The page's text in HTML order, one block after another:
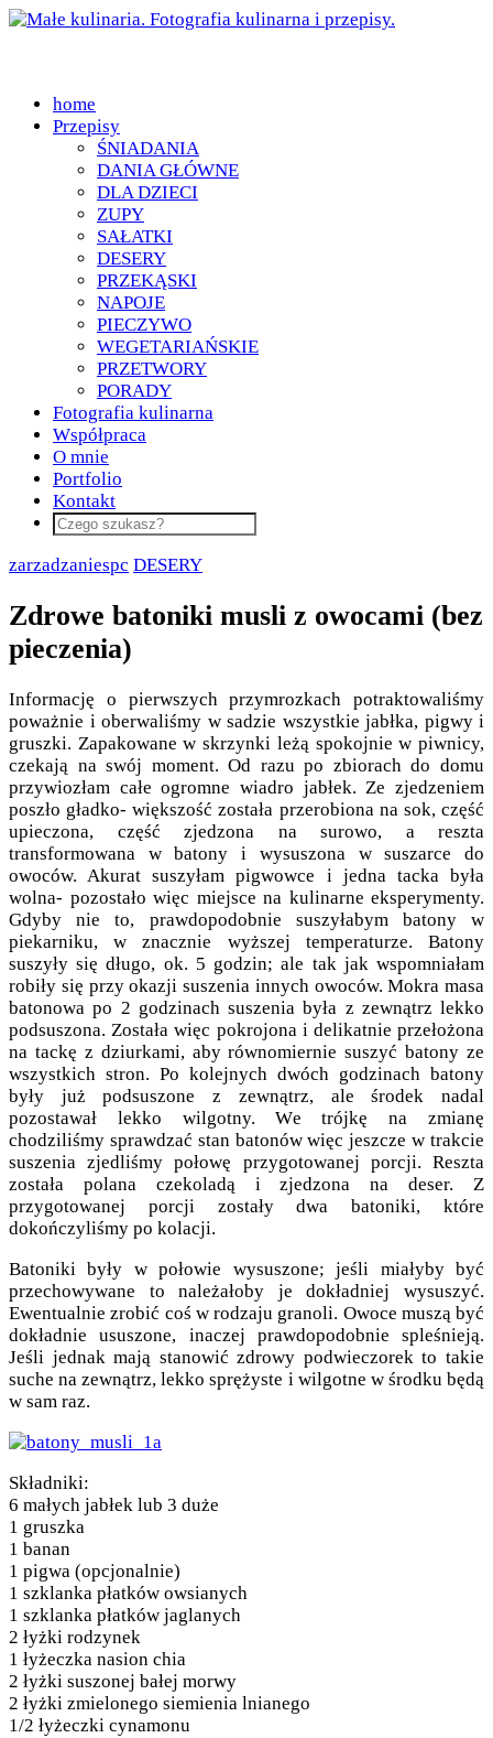
home
Przepisy
ŚNIADANIA
DANIA GŁÓWNE
DLA DZIECI
ZUPY
SAŁATKI
DESERY
PRZEKĄSKI
NAPOJE
PIECZYWO
WEGETARIAŃSKIE
PRZETWORY
PORADY
Fotografia kulinarna
Współpraca
O mnie
Portfolio
Kontakt
zarzadzaniespc DESERY
Zdrowe batoniki musli z owocami (bez
pieczenia)
Informację o pierwszych przymrozkach potraktowaliśmy
poważnie i oberwaliśmy w sadzie wszystkie jabłka, pigwy i
gruszki. Zapakowane w skrzynki leżą spokojnie w piwnicy,
czekają na swój moment. Od razu po zbiorach do domu
przywiozłam całe ogromne wiadro jabłek. Ze zjedzeniem
poszło gładko- większość została przerobiona na sok, część
upieczona, część zjedzona na surowo, a reszta
transformowana w batony i wysuszona w suszarce do
owoców. Akurat suszyłam pigwowce i jedna tacka była
wolna- pozostało więc miejsce na kulinarne eksperymenty.
Gdyby nie to, prawdopodobnie suszyłabym batony w
piekarniku, w znacznie wyższej temperaturze. Batony
suszyły się długo, ok. 5 godzin; ale tak jak wspomniałam
robiły się przy okazji suszenia innych owoców. Mokra masa
batonowa po 2 godzinach suszenia była z zewnątrz lekko
podsuszona. Została więc pokrojona i delikatnie przełożona
na tackę z dziurkami, aby równomiernie suszyć batony ze
wszystkich stron. Po kolejnych dwóch godzinach batony
były już podsuszone z zewnątrz, ale środek nadal
pozostawał lekko wilgotny. We trójkę na zmianę
chodziliśmy sprawdzać stan batonów więc jeszcze w trakcie
suszenia zjedliśmy połowę przygotowanej porcji. Reszta
została polana czekoladą i zjedzona na deser. Z
przygotowanej porcji zostały dwa batoniki, które
dokończyliśmy po kolacji.
Batoniki były w połowie wysuszone; jeśli miałyby być
przechowywane to należałoby je dokładniej wysuszyć.
Ewentualnie zrobić coś w rodzaju granoli. Owoce muszą być
dokładnie ususzone, inaczej prawdopodobnie spleśnieją.
Jeśli jednak mają stanowić zdrowy podwieczorek to takie
suche na zewnątrz, lekko sprężyste i wilgotne w środku będą
w sam raz.
Składniki:
6 małych jabłek lub 3 duże
1 gruszka
1 banan
1 pigwa (opcjonalnie)
1 szklanka płatków owsianych
1 szklanka płatków jaglanych
2 łyżki rodzynek
1 łyżeczka nasion chia
2 łyżki suszonej bałej morwy
2 łyżki zmielonego siemienia lnianego
1/2 łyżeczki cynamonu